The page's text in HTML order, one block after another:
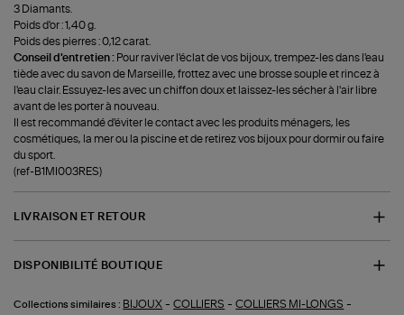
3 Diamants.
Poids d'or : 1,40 g.
Poids des pierres : 0,12 carat.
Conseil d'entretien : Pour raviver l'éclat de vos bijoux, trempez-les dans l'eau
tiède avec du savon de Marseille, frottez avec une brosse souple et rincez à
l'eau clair. Essuyez-les avec un chiffon doux et laissez-les sécher à l'air libre
avant de les porter à nouveau.
Il est recommandé d'éviter le contact avec les produits ménagers, les
cosmétiques, la mer ou la piscine et de retirez vos bijoux pour dormir ou faire
du sport.
(ref-B1MI003RES)
LIVRAISON ET RETOUR
DISPONIBILITÉ BOUTIQUE
Collections similaires : BIJOUX -COLLIERS -COLLIERS MI-LONGS -